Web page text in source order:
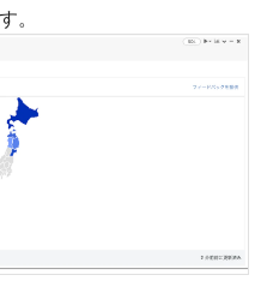
。